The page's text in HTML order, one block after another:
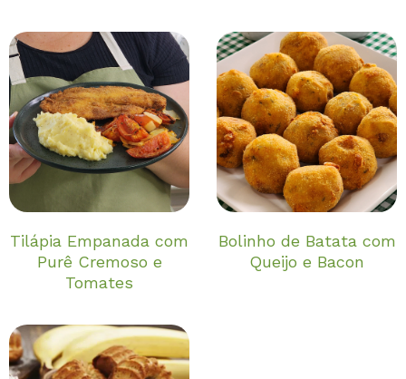
Tilápia Empanada com
Purê Cremoso e
Tomates
Bolinho de Batata com
Queijo e Bacon